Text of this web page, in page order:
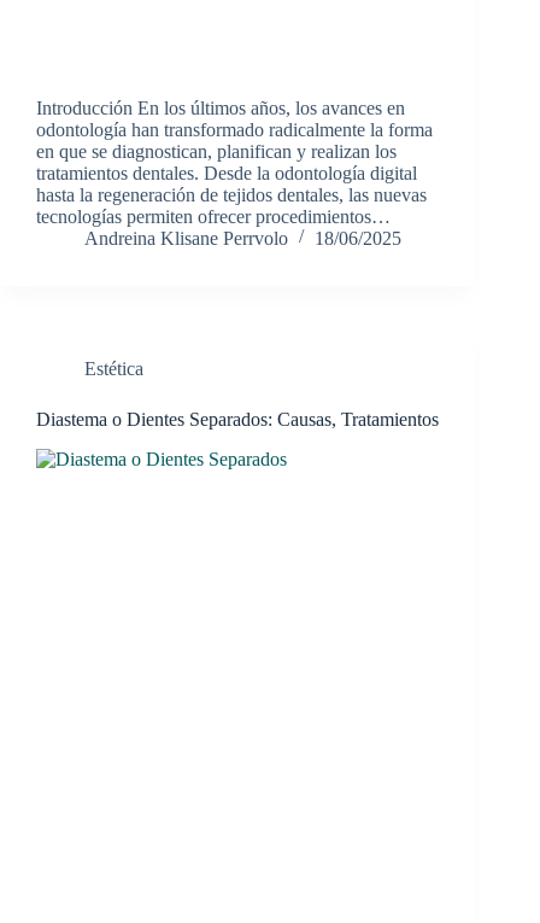
Introducción En los últimos años, los avances en
odontología han transformado radicalmente la forma
en que se diagnostican, planifican y realizan los
tratamientos dentales. Desde la odontología digital
hasta la regeneración de tejidos dentales, las nuevas
tecnologías permiten ofrecer procedimientos…
Andreina Klisane Perrvolo
18/06/2025
Estética
Diastema o Dientes Separados: Causas, Tratamientos